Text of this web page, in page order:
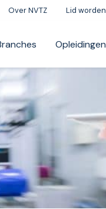
Over NVTZ Lid worden
Opleidingen